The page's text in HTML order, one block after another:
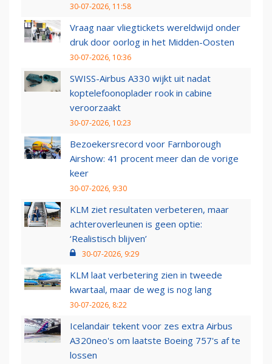
30-07-2026, 11:58
Vraag naar vliegtickets wereldwijd onder
druk door oorlog in het Midden-Oosten
30-07-2026, 10:36
SWISS-Airbus A330 wijkt uit nadat
koptelefoonoplader rook in cabine
veroorzaakt
30-07-2026, 10:23
Bezoekersrecord voor Farnborough
Airshow: 41 procent meer dan de vorige
keer
30-07-2026, 9:30
KLM ziet resultaten verbeteren, maar
achteroverleunen is geen optie:
‘Realistisch blijven’
30-07-2026, 9:29
KLM laat verbetering zien in tweede
kwartaal, maar de weg is nog lang
30-07-2026, 8:22
Icelandair tekent voor zes extra Airbus
A320neo's om laatste Boeing 757's af te
lossen